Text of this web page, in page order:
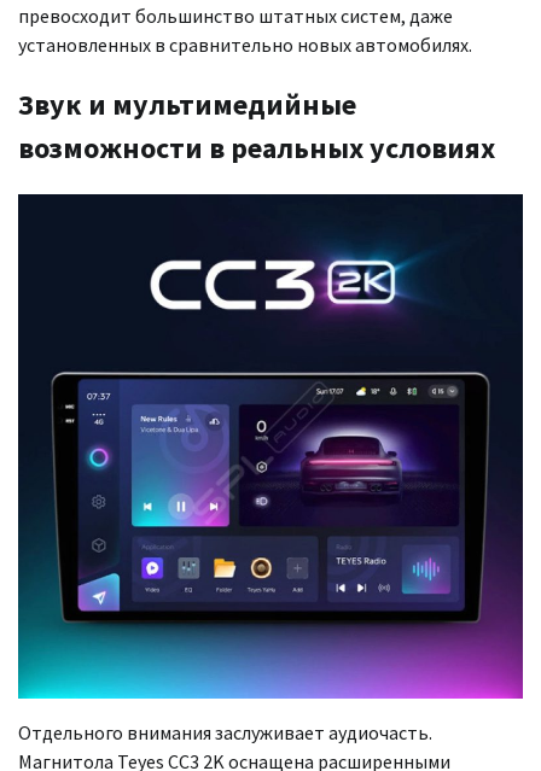
превосходит большинство штатных систем, даже
установленных в сравнительно новых автомобилях.
Звук и мультимедийные
возможности в реальных условиях
Отдельного внимания заслуживает аудиочасть.
Магнитола Teyes CC3 2K оснащена расширенными